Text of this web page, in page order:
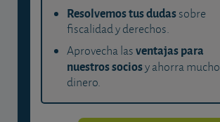
Resolvemos tus dudassobre
fiscalidad y derechos.
Aprovecha lasventajas para
nuestros sociosy ahorra mucho
dinero.